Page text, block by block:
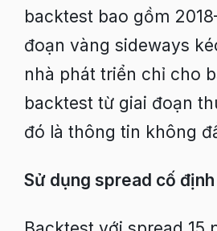
backtest bao gồm
đoạn vàng sideways
nhà phát triển chỉ cho
backtest từ giai đoạn
đó là thông tin không
Sử dụng spread cố